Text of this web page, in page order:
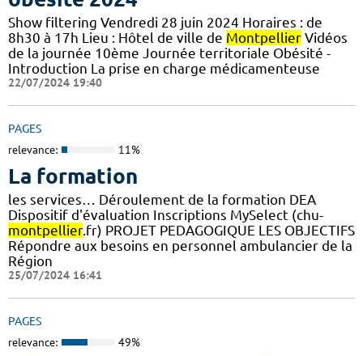
Show filtering Vendredi 28 juin 2024 Horaires : de
8h30 à 17h Lieu : Hôtel de ville de Montpellier Vidéos
de la journée 10ème Journée territoriale Obésité -
Introduction La prise en charge médicamenteuse
22/07/2024 19:40
PAGES
relevance: 11%
La formation
les services… Déroulement de la formation DEA
Dispositif d'évaluation Inscriptions MySelect (chu-
montpellier.fr) PROJET PEDAGOGIQUE LES OBJECTIFS
Répondre aux besoins en personnel ambulancier de la
Région
25/07/2024 16:41
PAGES
relevance: 49%